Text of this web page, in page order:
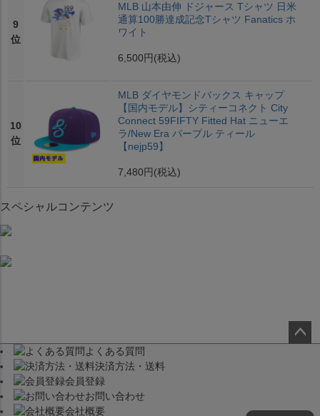
9
位
MLB 山本由伸 ドジャース Tシャツ 日米
通算100勝達成記念Tシャツ Fanatics ホ
ワイト
6,500円 (税込)
10
位
MLB ダイヤモンドバックス キャップ
【国内モデル】シティーコネクト City
Connect 59FIFTY Fitted Hat ニューエ
ラ/New Era パープル ティール
【nejp59】
7,480円 (税込)
スペシャルコンテンツ
よくある質問
決済方法・送料
会員登録
お問い合わせ
会社概要